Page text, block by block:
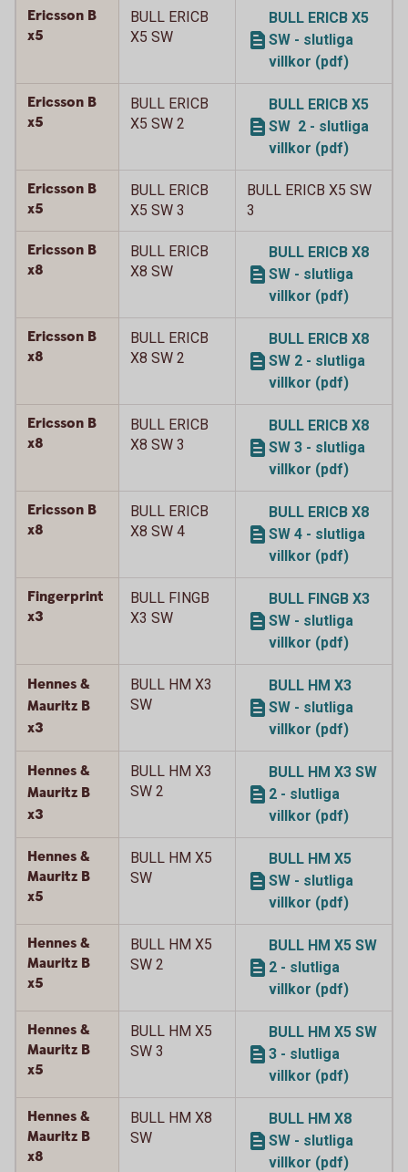
Ericsson B
x5
BULL ERICB
X5 SW
BULL ERICB X5
SW - slutliga
villkor (pdf)
Ericsson B
x5
BULL ERICB
X5 SW 2
BULL ERICB X5
SW 2 - slutliga
villkor (pdf)
Ericsson B
x5
BULL ERICB
X5 SW 3
BULL ERICB X5 SW
3
Ericsson B
x8
BULL ERICB
X8 SW
BULL ERICB X8
SW - slutliga
villkor (pdf)
Ericsson B
x8
BULL ERICB
X8 SW 2
BULL ERICB X8
SW 2 - slutliga
villkor (pdf)
Ericsson B
x8
BULL ERICB
X8 SW 3
BULL ERICB X8
SW 3 - slutliga
villkor (pdf)
Ericsson B
x8
BULL ERICB
X8 SW 4
BULL ERICB X8
SW 4 - slutliga
villkor (pdf)
Fingerprint
x3
BULL FINGB
X3 SW
BULL FINGB X3
SW - slutliga
villkor (pdf)
Hennes &
Mauritz B
x3
BULL HM X3
SW
BULL HM X3
SW - slutliga
villkor (pdf)
Hennes &
Mauritz B
x3
BULL HM X3
SW 2
BULL HM X3 SW
2 - slutliga
villkor (pdf)
Hennes &
Mauritz B
x5
BULL HM X5
SW
BULL HM X5
SW - slutliga
villkor (pdf)
Hennes &
Mauritz B
x5
BULL HM X5
SW 2
BULL HM X5 SW
2 - slutliga
villkor (pdf)
Hennes &
Mauritz B
x5
BULL HM X5
SW 3
BULL HM X5 SW
3 - slutliga
villkor (pdf)
Hennes &
Mauritz B
x8
BULL HM X8
SW
BULL HM X8
SW - slutliga
villkor (pdf)